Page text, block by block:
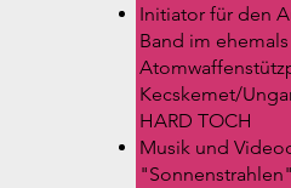
Initiator für den
Band im
Kecskemet/
HARD TOCH
Musik und